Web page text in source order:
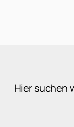
Hier suchen